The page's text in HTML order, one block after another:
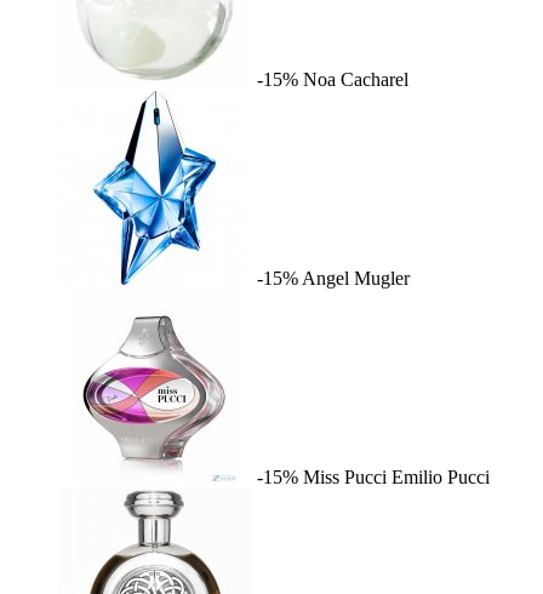
-15% Noa Cacharel
-15% Angel Mugler
-15% Miss Pucci Emilio Pucci